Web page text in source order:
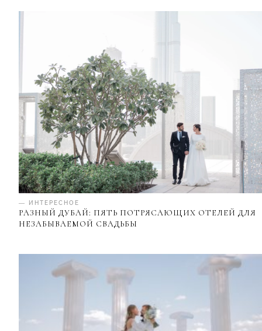
— ИНТЕРЕСНОЕ
РАЗНЫЙ ДУБАЙ: ПЯТЬ ПОТРЯСАЮЩИХ ОТЕЛЕЙ ДЛЯ
НЕЗАБЫВАЕМОЙ СВАДЬБЫ